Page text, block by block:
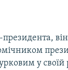
у своїй